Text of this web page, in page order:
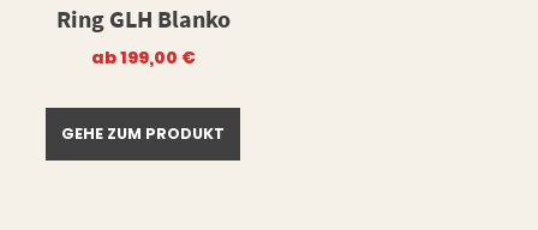
Ring GLH Blanko
ab199,00 €
GEHE ZUM PRODUKT